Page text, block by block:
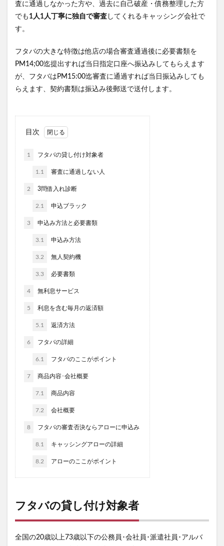
査に通過しなかった方や、過去に自己破産・債務整理した方
でも 1人1人丁寧に独自で審査 してくれるキャッシング会社で
す。
フタバの大きな特徴は他店の場合審査通過後に必要書類を
PM14;00迄提出すれば当日指定口座へ振込みしてもらえます
が、フタバはPM15:00迄審査に通過すれば当日振込みしても
らえます、契約書類は振込み後郵送で送付します。
目次
1 フタバの貸し付け対象者
1.1 審査に通過しない人
2 3問借入れ診断
2.1 申込ブラック
3 申込み方法と必要書類
3.1 申込み方法
3.2 無人契約機
3.3 必要書類
4 無利息サービス
5 利息を含む毎月の返済額
5.1 返済方法
6 フタバの詳細
6.1 フタバのここがポイント
7 商品内容･会社概要
7.1 商品内容
7.2 会社概要
8 フタバの審査否決ならアローに申込み
8.1 キャッシングアローの詳細
8.2 アローのここがポイント
フタバの貸し付け対象者
全国の20歳以上73歳以下の公務員･会社員･派遣社員･アルバ